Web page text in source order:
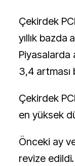
Çekirdek PCE mayıs ayında yüzde 0,3 artarken,
yıllık
Piyasalarda
3,4 artması
Çekirdek
en yüksek
Önceki ay
revize edildi.